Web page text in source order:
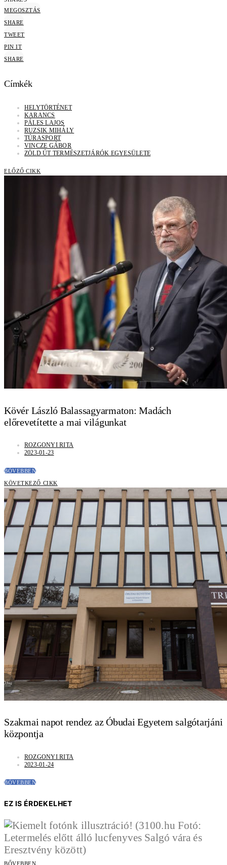
MEGOSZTÁS
SHARE
TWEET
PIN IT
SHARE
Címkék
HELYTÖRTÉNET
KARANCS
PÁLES LAJOS
RUZSIK MIHÁLY
TÚRASPORT
VINCZE GÁBOR
ZÖLD ÚT TERMÉSZETJÁRÓK EGYESÜLETE
ELŐZŐ CIKK
Kövér László Balassagyarmaton: Madách
előrevetítette a mai világunkat
ROZGONYI RITA
2023-01-23
BŐVEBBEN
KÖVETKEZŐ CIKK
Szakmai napot rendez az Óbudai Egyetem salgótarjáni
központja
ROZGONYI RITA
2023-01-24
BŐVEBBEN
EZ IS ÉRDEKELHET
BŐVEBBEN